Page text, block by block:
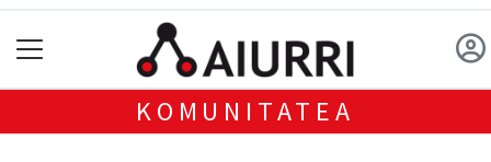
KOMUNITATEA